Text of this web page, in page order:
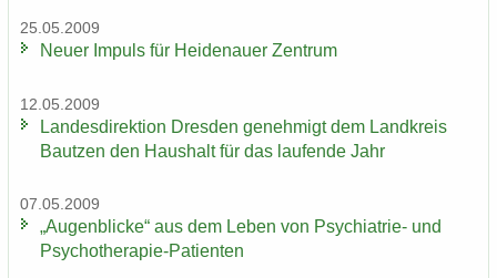
25.05.2009
Neuer Im­puls für Hei­de­nau­er Zen­trum
12.05.2009
Lan­des­di­rek­ti­on Dres­den ge­neh­migt dem Land­kreis
Baut­zen den Haus­halt für das lau­fen­de Jahr
07.05.2009
„Au­gen­bli­cke“ aus dem Leben von Psychiatrie-​ und
Psychotherapie-​Patienten